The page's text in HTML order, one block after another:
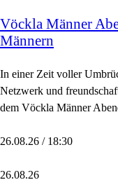
Vöckla Männer
Männern
In einer Zeit voller
Netzwerk und
dem Vöckla Männer
26.08.26 / 18:30
26.08.26